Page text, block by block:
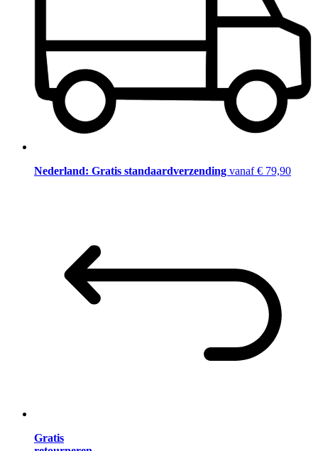
Nederland: Gratis standaardverzending vanaf € 79,90
Gratis